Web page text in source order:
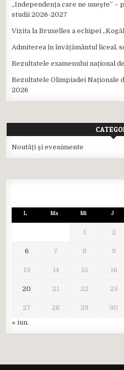
,,Independența care ne unește” –
studii 2026-2027
Vizita la Bruxelles a echipei
Admiterea în învățământul liceal,
Rezultatele examenului național
Rezultatele Olimpiadei Naționale
2026
Noutăți și evenimente
L Ma Mi J
1 2
6 7 8 9
13 14 15 16
20 21 22 23
27 28 29 30
« iun.